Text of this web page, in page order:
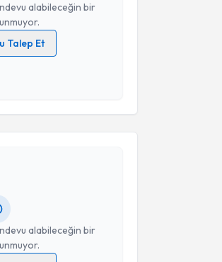
alabileceğin bir
Talep Et
ilişkinAydınlatma Metni
Gönder
alabileceğin bir